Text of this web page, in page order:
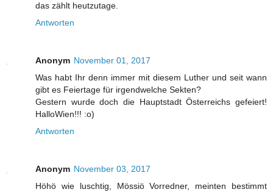
das zählt heutzutage.
Antworten
Anonym November 01, 2017
Was habt Ihr denn immer mit diesem Luther und seit wann
gibt es Feiertage für irgendwelche Sekten?
Gestern wurde doch die Hauptstadt Österreichs gefeiert!
HalloWien!!! :o)
Antworten
Anonym November 03, 2017
Höhö wie luschtig, Mössiö Vorredner, meinten bestimmt